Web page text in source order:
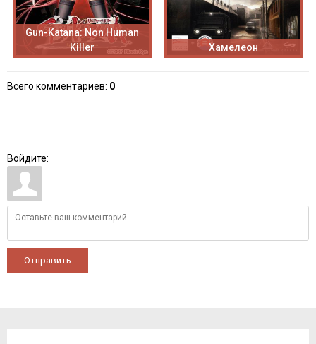
Gun-Katana: Non Human
Killer
Хамелеон
Всего комментариев: 0
Войдите:
Отправить